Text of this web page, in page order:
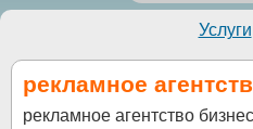
Услуги
рекламное
рекламное агентство